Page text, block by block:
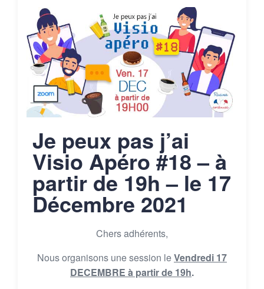
Je peux pas j’ai
Visio Apéro #18 – à
partir de 19h – le 17
Décembre 2021
Chers adhérents,
Nous organisons une session leVendredi 17
DECEMBRE à partir de 19h.